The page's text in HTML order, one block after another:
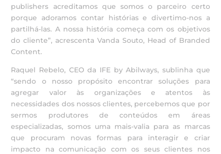
publishers acreditamos que somos o parceiro certo
porque adoramos contar histórias e divertimo-nos a
partilhá-las. A nossa história começa com os objetivos
do cliente”, acrescenta Vanda Souto, Head of Branded
Content.
Raquel Rebelo, CEO da IFE by Abilways, sublinha que
“sendo o nosso propósito encontrar soluções para
agregar valor às organizações e atentos às
necessidades dos nossos clientes, percebemos que por
sermos produtores de conteúdos em áreas
especializadas, somos uma mais-valia para as marcas
que procuram novas formas para interagir e criar
impacto na comunicação com os seus clientes nos